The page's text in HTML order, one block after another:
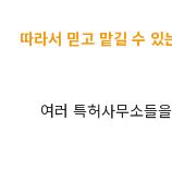
따라서 믿고 맡길 수 있
여러 특허사무소들